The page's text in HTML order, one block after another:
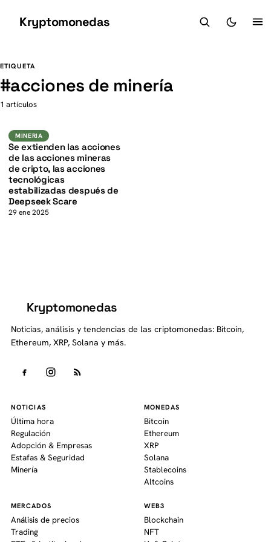
Kryptomonedas
ETIQUETA
#acciones de minería
1 artículos
Mineria
K
MINERIA
Se extienden las acciones
de las acciones mineras
de cripto, las acciones
tecnológicas
estabilizadas después de
Deepseek Scare
29 ene 2025
Kryptomonedas
Noticias, análisis y tendencias de las criptomonedas: Bitcoin,
Ethereum, XRP, Solana y más.
NOTICIAS
Última hora
Regulación
Adopción & Empresas
Estafas & Seguridad
Minería
MONEDAS
Bitcoin
Ethereum
XRP
Solana
Stablecoins
Altcoins
MERCADOS
Análisis de precios
Trading
WEB3
Blockchain
NFT